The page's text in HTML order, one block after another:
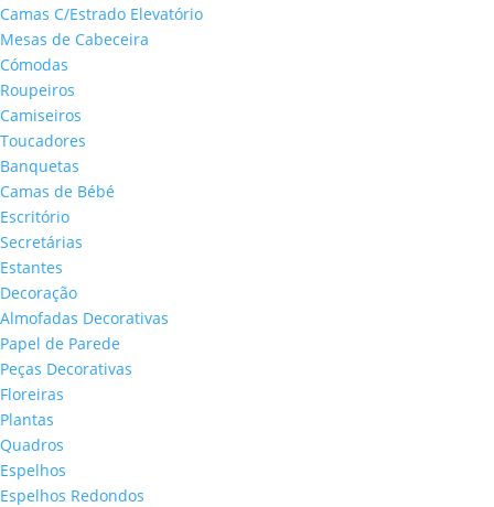
Camas C/Estrado Elevatório
Mesas de Cabeceira
Cómodas
Roupeiros
Camiseiros
Toucadores
Banquetas
Camas de Bébé
Escritório
Secretárias
Estantes
Decoração
Almofadas Decorativas
Papel de Parede
Peças Decorativas
Floreiras
Plantas
Quadros
Espelhos
Espelhos Redondos